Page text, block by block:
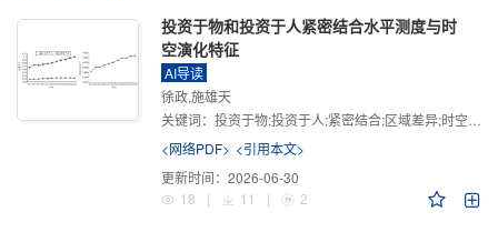
投资于物和投资于人紧密结合水平测度与时
空演化特征
AI导读
徐政,施雄天
关键词： 投资于物;投资于人;紧密结合;区域差异;时空演化
<网络PDF> <引用本文>
更新时间： 2026-06-30
18
| 11 | 2